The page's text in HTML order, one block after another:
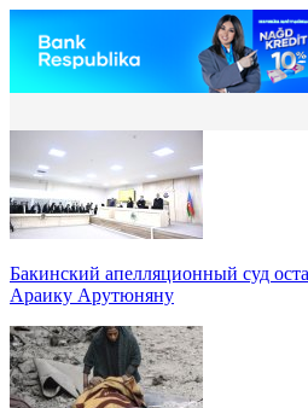
Бакинский апелляционный суд
Араику Арутюняну